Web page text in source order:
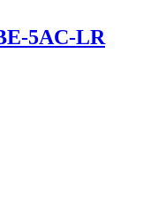
5AC-LR